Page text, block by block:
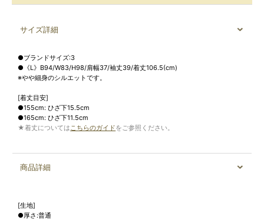
サイズ詳細
●ブランドサイズ:3
●《L》B94/W83/H98/肩幅37/袖丈39/着丈106.5(cm)
※やや細身のシルエットです。
[着丈目安]
●155cm: ひざ下15.5cm
●165cm: ひざ下11.5cm
★着丈についてはこちらのガイドをご参照ください。
商品詳細
[生地]
●厚さ:普通